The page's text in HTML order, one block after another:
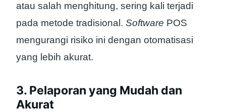
atau salah menghitung, sering kali terjadi
pada metode tradisional. Software POS
mengurangi risiko ini dengan otomatisasi
yang lebih akurat.
3. Pelaporan yang Mudah dan
Akurat